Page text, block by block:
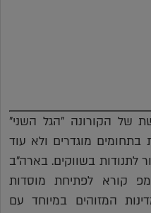
של הקורונה "הגל השני"
מוגדרים ולא עוד
לתנודות בשווקים. בארה"ב
קורא לפתיחת מוסדות
המזוהים במיוחד עם